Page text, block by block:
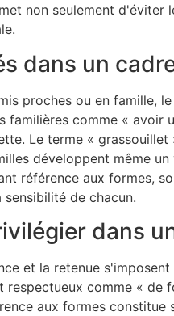
non seulement d'éviter
dans un
proches ou en famille,
familières comme «
Le terme «
développent même
référence aux formes,
de chacun.
dans
et la retenue
respectueux comme «
aux formes